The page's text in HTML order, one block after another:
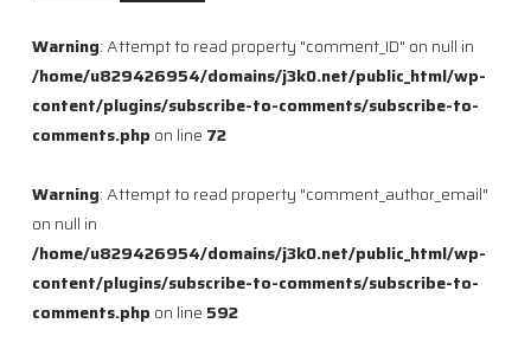
Warning: Attempt to read property "comment_ID" on null in
/home/u829426954/domains/j3k0.net/public_html/wp-
content/plugins/subscribe-to-comments/subscribe-to-
comments.php on line 72
Warning: Attempt to read property "comment_author_email"
on null in
/home/u829426954/domains/j3k0.net/public_html/wp-
content/plugins/subscribe-to-comments/subscribe-to-
comments.php on line 592